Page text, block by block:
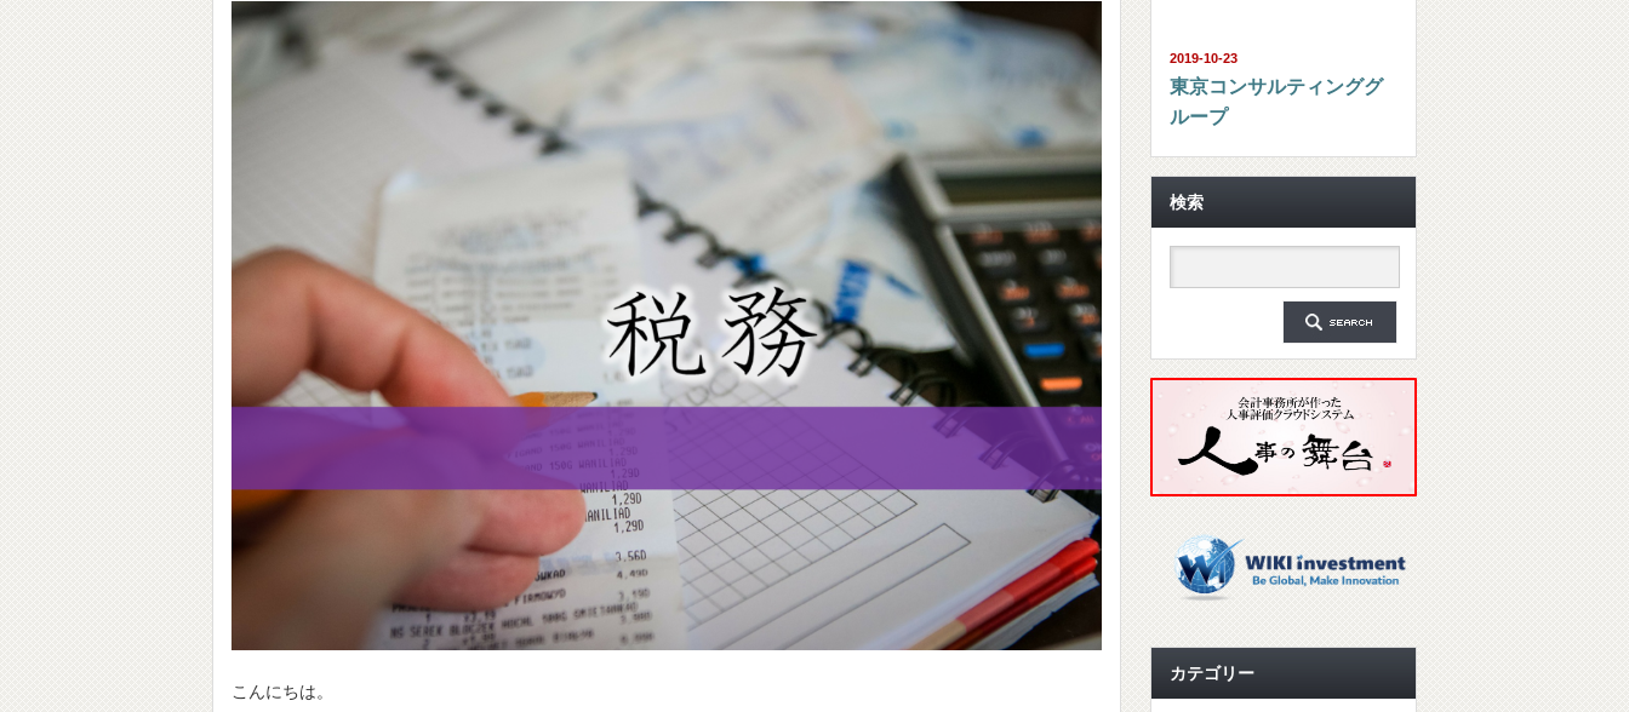
こんにちは。
2019-10-23
東京コンサルティンググ
ループ
検索
カテゴリー